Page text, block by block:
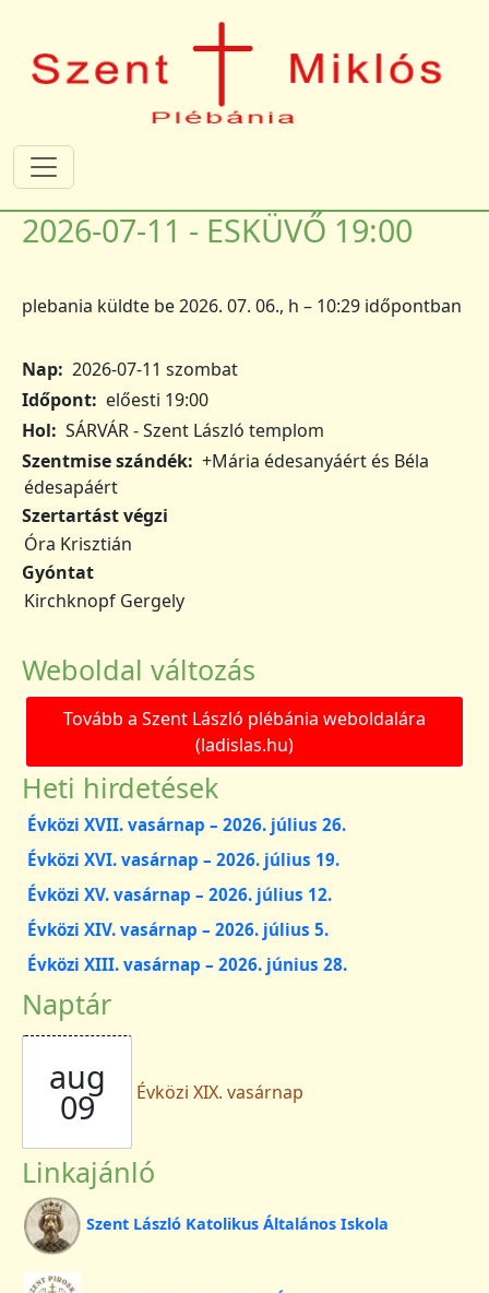
2026-07-11 - ESKÜVŐ 19:00
plebania küldte be2026. 07. 06., h – 10:29 időpontban
Nap 2026-07-11 szombat
Időpont
előesti 19:00
Hol
SÁRVÁR - Szent László templom
Szentmise szándék +Mária édesanyáért és Béla
édesapáért
Szertartást végzi
Óra Krisztián
Gyóntat
Kirchknopf Gergely
Weboldal változás
Tovább a Szent László plébánia weboldalára
(ladislas.hu)
Heti hirdetések
Évközi XVII. vasárnap – 2026. július 26.
Évközi XVI. vasárnap – 2026. július 19.
Évközi XV. vasárnap – 2026. július 12.
Évközi XIV. vasárnap – 2026. július 5.
Évközi XIII. vasárnap – 2026. június 28.
Naptár
aug
09 Évközi XIX. vasárnap
Linkajánló
Szent László Katolikus Általános Iskola